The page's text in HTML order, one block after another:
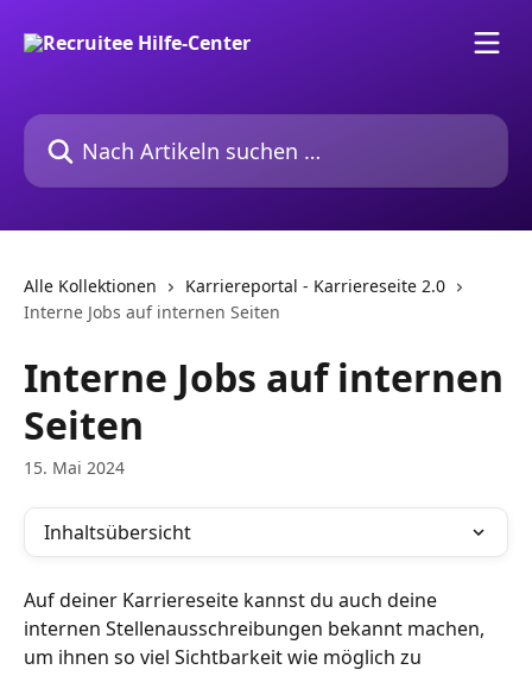
Nach Artikeln suchen …
Alle Kollektionen
Karriereportal - Karriereseite 2.0
Interne Jobs auf internen Seiten
Interne Jobs auf internen
Seiten
15. Mai 2024
Inhaltsübersicht
Auf deiner Karriereseite kannst du auch deine
internen Stellenausschreibungen bekannt machen,
um ihnen so viel Sichtbarkeit wie möglich zu